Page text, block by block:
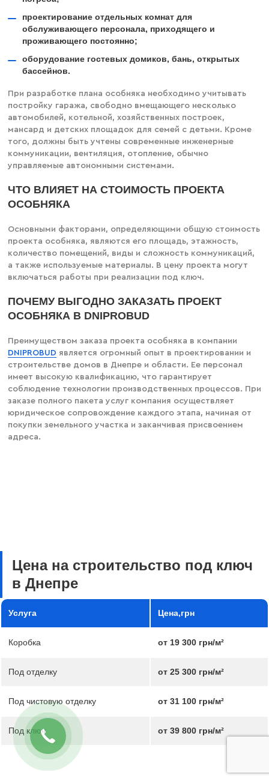
проектирование отдельных комнат для
обслуживающего персонала, приходящего и
проживающего постоянно;
оборудование гостевых домиков, бань, открытых
бассейнов.
При разработке плана особняка необходимо учитывать
постройку гаража, свободно вмещающего несколько
автомобилей, котельной, хозяйственных построек,
мансард и детских площадок для семей с детьми. Кроме
того, должны быть учтены современные инженерные
коммуникации, вентиляция, отопление, обычно
управляемые автономными системами.
ЧТО ВЛИЯЕТ НА СТОИМОСТЬ ПРОЕКТА
ОСОБНЯКА
Основными факторами, определяющими общую стоимость
проекта особняка, являются его площадь, этажность,
количество помещений, виды и сложность коммуникаций,
а также используемые материалы. В цену проекта могут
включаться работы при реализации под ключ.
ПОЧЕМУ ВЫГОДНО ЗАКАЗАТЬ ПРОЕКТ
ОСОБНЯКА В DNIPROBUD
Преимуществом заказа проекта особняка в компании
DNIPROBUD является огромный опыт в проектировании и
строительстве домов в Днепре и области. Ее персонал
имеет высокую квалификацию, что гарантирует
соблюдение технологии производственных процессов. При
заказе полного пакета услуг компания осуществляет
юридическое сопровождение каждого этапа, начиная от
покупки земельного участка и заканчивая присвоением
адреса.
Услуга Цена,грн
Коробка от 19 300 грн/м²
Под отделку от 25 300 грн/м²
Под чистовую отделку от 31 100 грн/м²
Под ключ от 39 800 грн/м²
Цена на строительство под ключ
в Днепре